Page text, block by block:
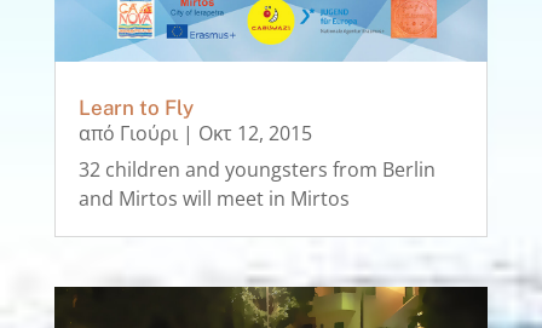
Learn to Fly
από Γιούρι| Οκτ 12, 2015
32 children and youngsters from Berlin
and Mirtos will meet in Mirtos